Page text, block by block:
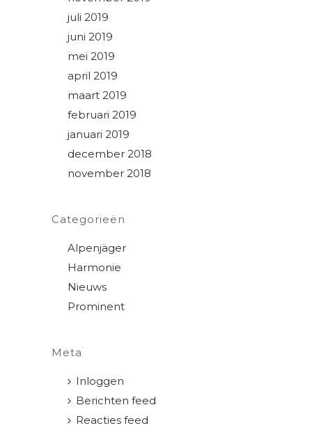
juli 2019
juni 2019
mei 2019
april 2019
maart 2019
februari 2019
januari 2019
december 2018
november 2018
Categorieën
Alpenjäger
Harmonie
Nieuws
Prominent
Meta
Inloggen
Berichten feed
Reacties feed